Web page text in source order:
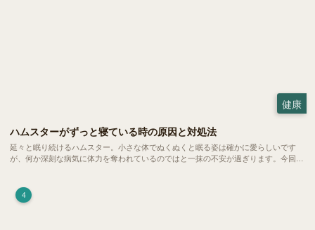
健康
ハムスターがずっと寝ている時の原因と対処法
延々と眠り続けるハムスター。小さな体でぬくぬくと眠る姿は確かに愛らしいです
が、何か深刻な病気に体力を奪われているのではと一抹の不安が過ぎります。今回
4